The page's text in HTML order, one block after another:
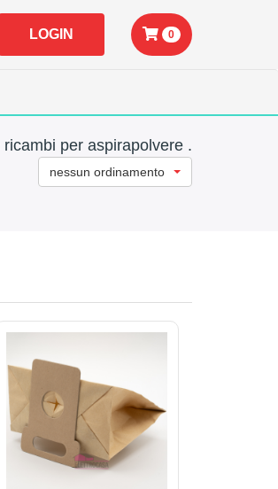
LOGIN 0
per aspirapolvere .
nessun ordinamento